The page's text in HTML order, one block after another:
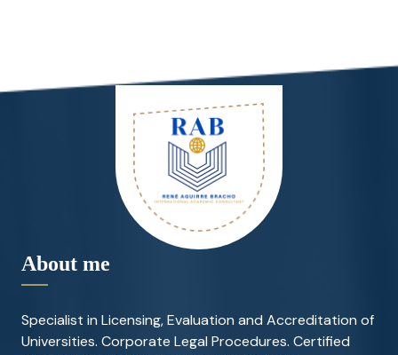
About me
Specialist in Licensing, Evaluation and Accreditation of
Universities. Corporate Legal Procedures. Certified